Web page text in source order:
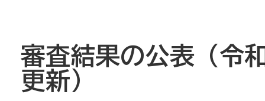
審査結果の公表（令
更新）